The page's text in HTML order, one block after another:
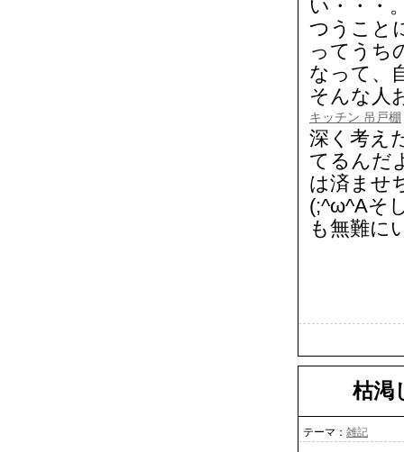
い・・・
つうこと
ってうち
なって、
そんな人
キッチン 吊戸棚
深く考え
てるんだ
は済ませ
(;^ω^Aそ
も無難に
枯渇
テーマ： 雑記